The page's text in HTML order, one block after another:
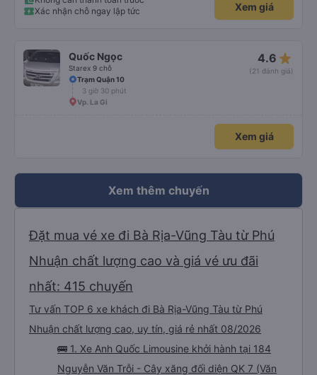
Hồ Chí Minh và Vũng Tàu. Trải nghiệm tuyệt vời, 👍🏽
Xác nhận chỗ ngay lập tức
Xem giá
Quốc Ngọc
Starex 9 chỗ
4.6 star_rate
(21 đánh giá)
Trạm Quận 10
3 giờ 30 phút
Vp. La Gi
Xem giá
Xem thêm chuyến
Đặt mua vé xe đi Bà Rịa-Vũng Tàu từ Phú
Nhuận chất lượng cao và giá vé ưu đãi
nhất: 415 chuyến
Tư vấn TOP 6 xe khách đi Bà Rịa-Vũng Tàu từ Phú
Nhuận chất lượng cao, uy tín, giá rẻ nhất 08/2026
🚌 1. Xe Anh Quốc Limousine khởi hành tại 184
Nguyễn Văn Trỗi - Cây xăng đối diện QK 7 (Văn